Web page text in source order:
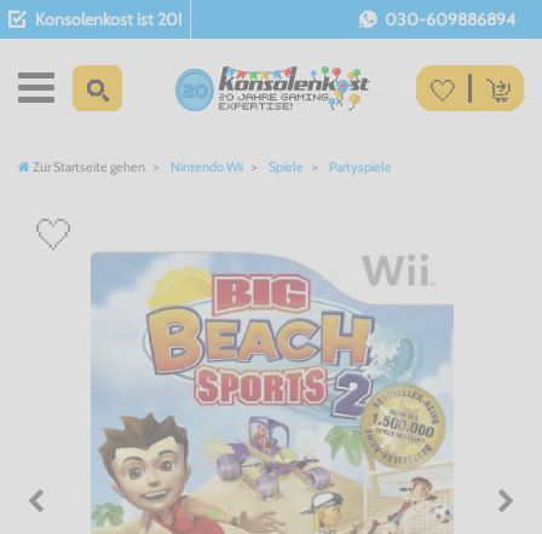
Konsolenkost ist 20! 030-609886894
Zur Startseite gehen Nintendo Wii Spiele Partyspiele